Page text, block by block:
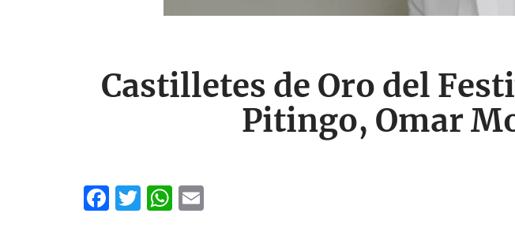
Castilletes de Oro del
Pitingo, Omar
F
T
W